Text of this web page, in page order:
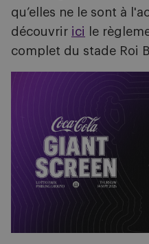
qu’elles ne le sont à
découvrir ici
le
complet du stade Roi